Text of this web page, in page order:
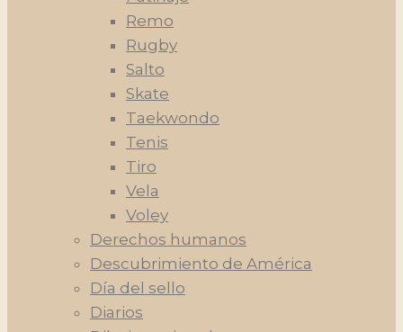
Remo
Rugby
Salto
Skate
Taekwondo
Tenis
Tiro
Vela
Voley
Derechos humanos
Descubrimiento de América
Día del sello
Diarios